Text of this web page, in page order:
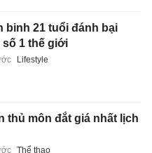
binh 21 tuổi đánh bại
số 1 thế giới
Lifestyle
thủ môn đắt giá nhất lịch
Thể thao